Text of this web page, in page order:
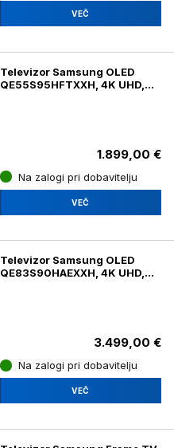
VEČ
Televizor Samsung OLED
QE55S95HFTXXH, 4K UHD,
1.899,00 €
Na zalogi pri dobavitelju
VEČ
Televizor Samsung OLED
QE83S90HAEXXH, 4K UHD,
3.499,00 €
Na zalogi pri dobavitelju
VEČ